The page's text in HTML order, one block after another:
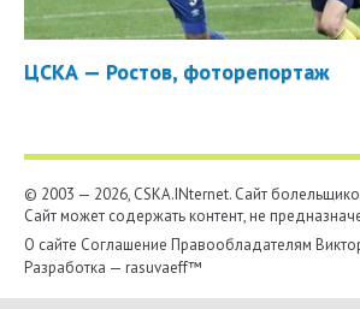
ЦСКА — Ростов, фоторепортаж
© 2003 — 2026, CSKA.INternet. Cайт
Сайт может содержать контент, не
О сайте Соглашение Правообладателям
Разработка — rasuvaeff™